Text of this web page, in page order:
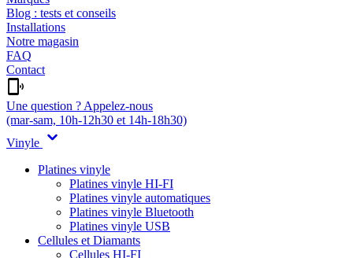
Blog : tests et conseils
Installations
Notre magasin
FAQ
Contact
Une question ? Appelez-nous
(mar-sam, 10h-12h30 et 14h-18h30)
Vinyle
Platines vinyle
Platines vinyle HI-FI
Platines vinyle automatiques
Platines vinyle Bluetooth
Platines vinyle USB
Cellules et Diamants
Cellules HI-FI